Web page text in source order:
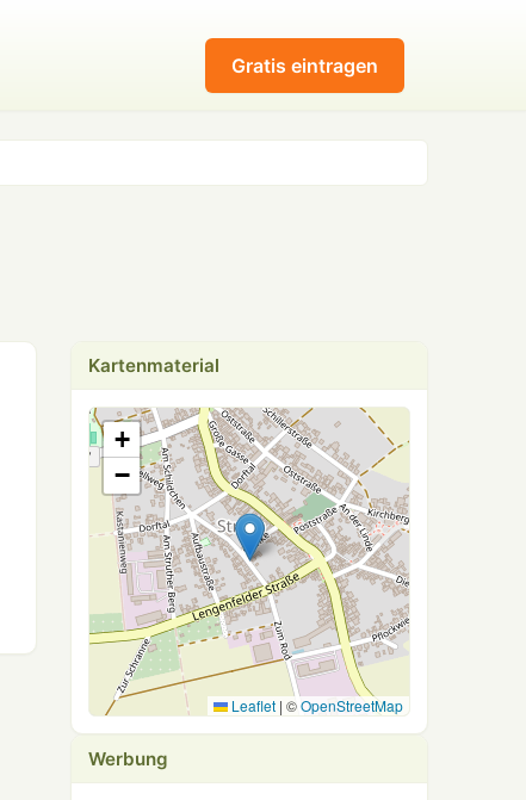
Gratis eintragen
Kartenmaterial
+
−
Leaflet | ©OpenStreetMap
Werbung